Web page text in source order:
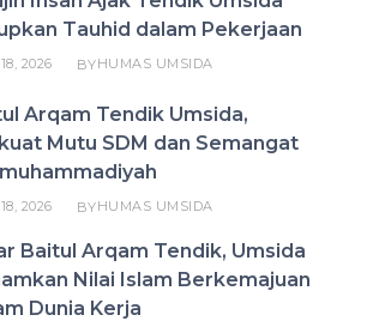
Tauhid dalam Pekerjaan
2026 BYHUMAS UMSIDA
Arqam Tendik Umsida,
Mutu SDM dan Semangat
2026 BYHUMAS UMSIDA
Baitul Arqam Tendik, Umsida
Nilai Islam Berkemajuan
Dunia Kerja